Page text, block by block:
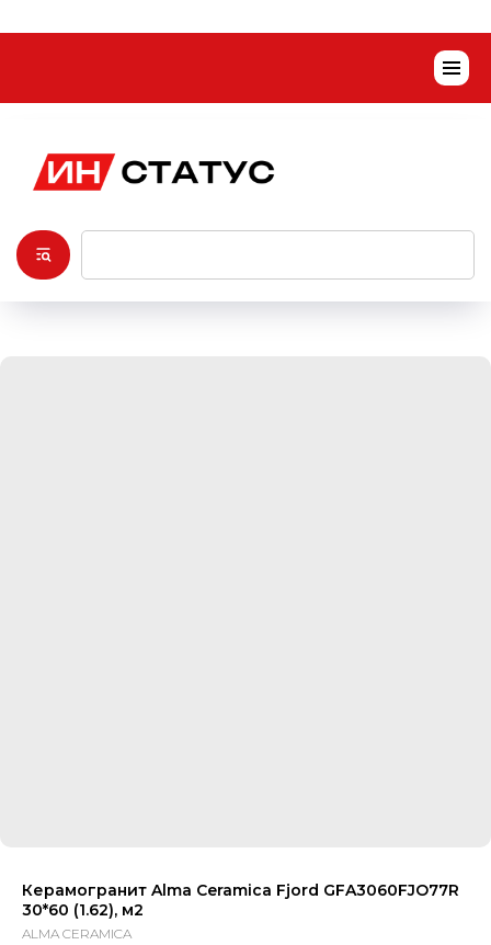
Керамогранит Alma Ceramica Fjord GFA3060FJO77R
30*60 (1.62), м2
ALMA CERAMICA